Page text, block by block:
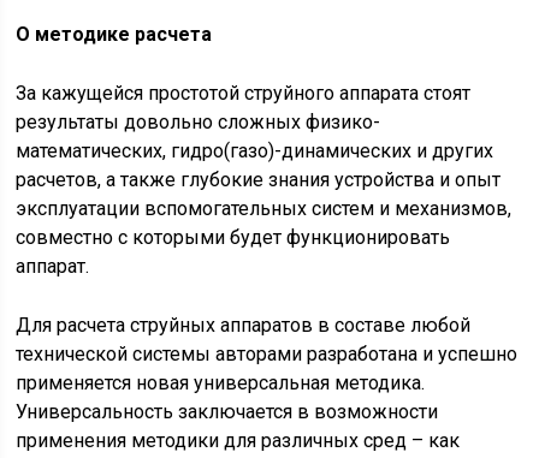
О методике расчета
За кажущейся простотой струйного аппарата стоят
результаты довольно сложных физико-
математических, гидро(газо)-динамических и других
расчетов, а также глубокие знания устройства и опыт
эксплуатации вспомогательных систем и механизмов,
совместно с которыми будет функционировать
аппарат.
Для расчета струйных аппаратов в составе любой
технической системы авторами разработана и успешно
применяется новая универсальная методика.
Универсальность заключается в возможности
применения методики для различных сред – как